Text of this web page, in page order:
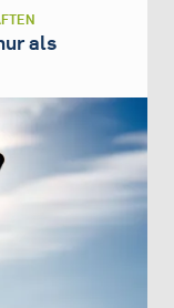
als